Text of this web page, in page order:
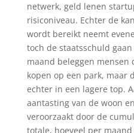
netwerk, geld lenen
risiconiveau. Echter de
wordt bereikt neemt
toch de staatsschuld
maand beleggen
kopen op een park, maar
echter in een lagere top.
aantasting van de woon
veroorzaakt door de
totale, hoeveel per